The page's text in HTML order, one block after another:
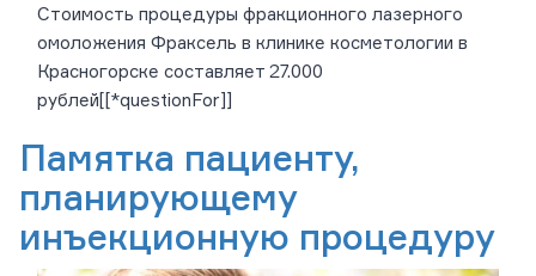
Стоимость процедуры фракционного лазерного
омоложения Фраксель в клинике косметологии в
Красногорске составляет 27.000
рублей[[*questionFor]]
Памятка пациенту,
планирующему
инъекционную процедуру